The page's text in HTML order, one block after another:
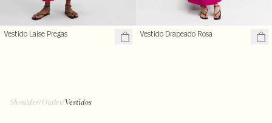
Vestido Laise Pregas Vestido Drapeado Rosa
Shoulder/Outlet/Vestidos